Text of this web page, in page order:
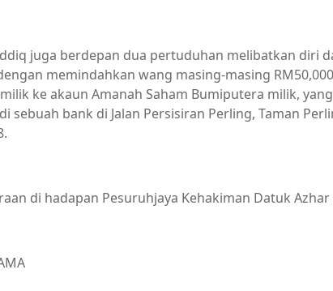
juga berdepan dua pertuduhan melibatkan diri
memindahkan wang masing-masing
ke akaun Amanah Saham Bumiputera milik,
sebuah bank di Jalan Persisiran Perling, Taman
di hadapan Pesuruhjaya Kehakiman Datuk